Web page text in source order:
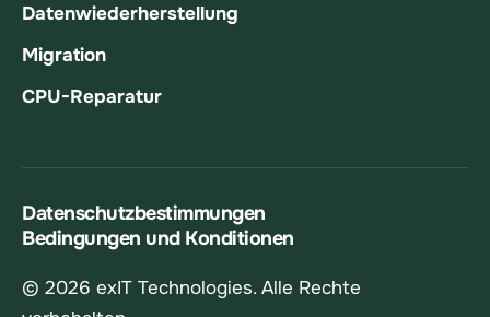
Datenwiederherstellung
Migration
CPU-Reparatur
© 2026 exIT Technologies. Alle Rechte
Datenschutzbestimmungen
Bedingungen und Konditionen